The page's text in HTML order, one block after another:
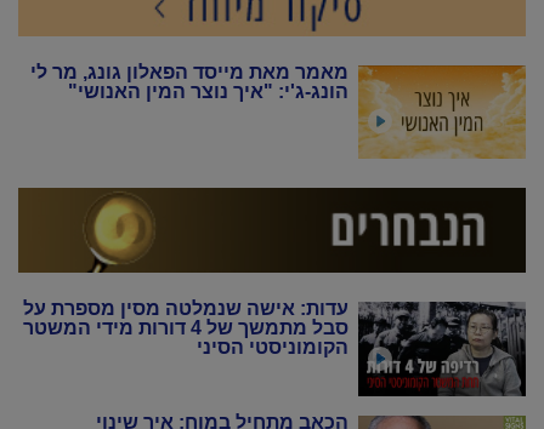
מאמר מאת מייסד הפאלון גונג, מר לי
הונג-ג'י: "איך נוצר המין האנושי"
עדות: אישה שנמלטה מסין מספרת על
סבל מתמשך של 4 דורות מידי המשטר
הקומוניסטי הסיני
הכאב מתחיל במוח: איך שינוי